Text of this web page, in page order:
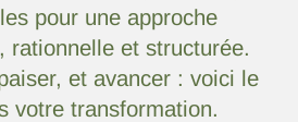
pour une approche
rationnelle et structurée.
et avancer : voici le
votre transformation.